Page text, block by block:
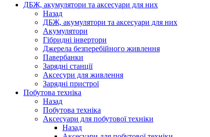
ДБЖ, акумулятори та аксесуари для них
Назад
ДБЖ, акумулятори та аксесуари для них
Акумулятори
Гібридні інвертори
Джерела безперебійного живлення
Павербанки
Зарядні станції
Аксесури для живлення
Зарядні пристрої
Побутова техніка
Назад
Побутова техніка
Аксесуари для побутової техніки
Назад